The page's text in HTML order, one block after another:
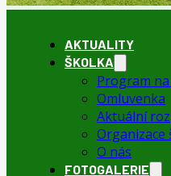
AKTUALITY
ŠKOLKA
Program na
Omluvenka
Aktuální
Organizace
O nás
FOTOGALERIE